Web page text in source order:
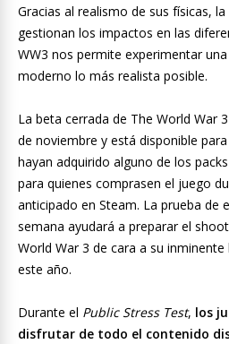
Gracias al realismo de sus físicas,
gestionan los impactos en las
WW3 nos permite experimentar
moderno lo más realista posible.
La beta cerrada de The World War
de noviembre y está disponible
hayan adquirido alguno de los
para quienes comprasen el juego
anticipado en Steam. La prueba de
semana ayudará a preparar el
World War 3 de cara a su
este año.
Durante el Public Stress Test, los
disfrutar de todo el contenido